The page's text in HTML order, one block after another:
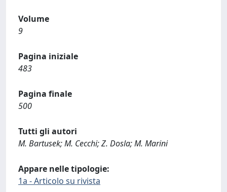
Volume
9
Pagina iniziale
483
Pagina finale
500
Tutti gli autori
M. Bartusek; M. Cecchi; Z. Dosla; M. Marini
Appare nelle tipologie:
1a - Articolo su rivista